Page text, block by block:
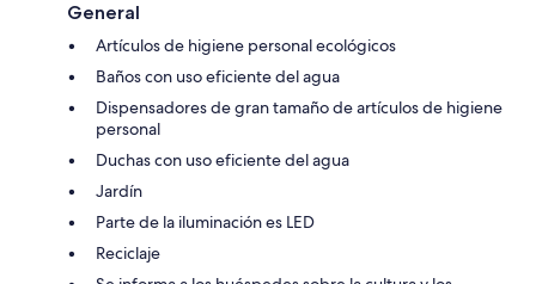
General
Artículos de higiene personal ecológicos
Baños con uso eficiente del agua
Dispensadores de gran tamaño de artículos de higiene
personal
Duchas con uso eficiente del agua
Jardín
Parte de la iluminación es LED
Reciclaje